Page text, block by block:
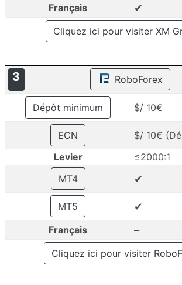
Français
✔
Cliquez ici pour visiter XM
3 RoboForex
Dépôt minimum $/ 10€
ECN
$/ 10€
Levier
≤2000:1
MT4
✔
MT5 ✔
Français –
Cliquez ici pour visiter